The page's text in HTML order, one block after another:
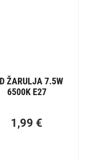
ŽARULJA 7.5W
6500K E27
1,99 €